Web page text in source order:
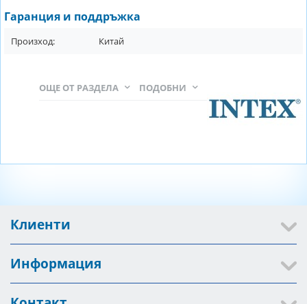
Гаранция и поддръжка
Произход: Китай
ПОДОБНИ
ОЩЕ ОТ РАЗДЕЛА
Клиенти
Информация